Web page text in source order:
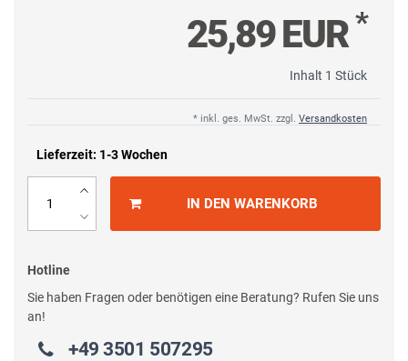
25,89 EUR*
Inhalt 1 Stück
* inkl. ges. MwSt. zzgl. Versandkosten
Lieferzeit: 1-3 Wochen
IN DEN WARENKORB
Hotline
Sie haben Fragen oder benötigen eine Beratung? Rufen Sie uns
an!
+49 3501 507295